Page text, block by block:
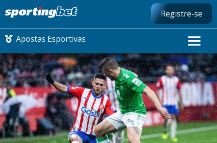
Registre-se
Apostas Esportivas
CONMEBOL LIBERTADORES
FUTEBOL NACIONAL
FUTEBOL INTERNACIONAL